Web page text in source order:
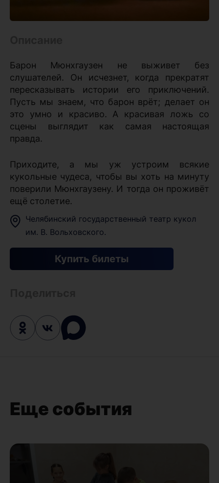
Барон Мюнхгаузен не выживет без
слушателей. Он исчезнет, когда прекратят
пересказывать истории его приключений.
Пусть мы знаем, что барон врёт; делает он
это умно и красиво. А красивая ложь со
сцены выглядит как самая настоящая
правда.
Приходите, а мы уж устроим всякие
кукольные чудеса, чтобы вы хоть на минуту
поверили Мюнхгаузену. И тогда он проживёт
ещё столетие.
Челябинский государственный театр кукол
им. В. Вольховского.
Купить билеты
Еще события